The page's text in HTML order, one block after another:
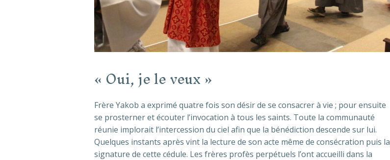
« Oui, je le veux »
Frère Yakob a exprimé quatre fois son désir de se consacrer à vie ; pour ensuite
se prosterner et écouter l’invocation à tous les saints. Toute la communauté
réunie implorait l’intercession du ciel afin que la bénédiction descende sur lui.
Quelques instants après vint la lecture de son acte même de consécration puis la
signature de cette cédule. Les frères profès perpétuels l’ont accueilli dans la